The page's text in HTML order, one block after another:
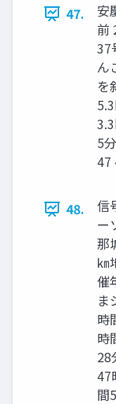
47.
安
前
37
ん
を
5
47
48.
信
ー
那
㎞
催
ま
時
時
28
47
間